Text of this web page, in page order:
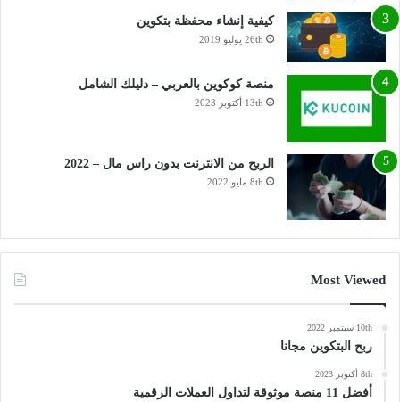
كيفية إنشاء محفظة بتكوين
26th يوليو 2019
منصة كوكوين بالعربي – دليلك الشامل
13th أكتوبر 2023
الربح من الانترنت بدون راس مال – 2022
8th مايو 2022
Most Viewed
10th سبتمبر 2022
ربح البتكوين مجانا
8th أكتوبر 2023
أفضل 11 منصة موثوقة لتداول العملات الرقمية